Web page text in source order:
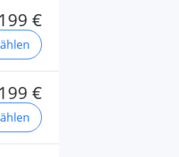
€
€